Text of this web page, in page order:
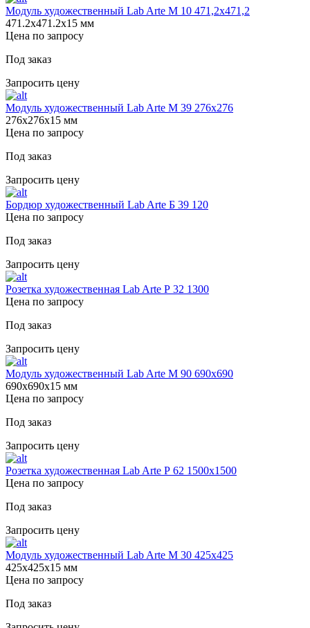
Модуль художественный Lab Arte М 10 471,2х471,2
471.2х471.2х15 мм
Цена по запросу
Под заказ
Запросить цену
Модуль художественный Lab Arte М 39 276х276
276х276х15 мм
Цена по запросу
Под заказ
Запросить цену
Бордюр художественный Lab Arte Б 39 120
Цена по запросу
Под заказ
Запросить цену
Розетка художественная Lab Arte Р 32 1300
Цена по запросу
Под заказ
Запросить цену
Модуль художественный Lab Arte М 90 690х690
690х690х15 мм
Цена по запросу
Под заказ
Запросить цену
Розетка художественная Lab Arte Р 62 1500х1500
Цена по запросу
Под заказ
Запросить цену
Модуль художественный Lab Arte М 30 425х425
425х425х15 мм
Цена по запросу
Под заказ